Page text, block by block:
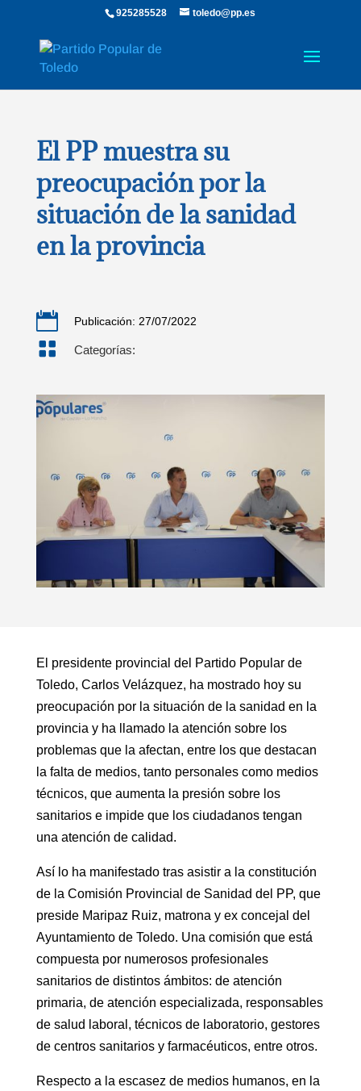
925285528 toledo@pp.es
El PP muestra su
preocupación por la
situación de la sanidad
en la provincia
 Publicación: 27/07/2022
 Categorías:
El presidente provincial del Partido Popular de
Toledo, Carlos Velázquez, ha mostrado hoy su
preocupación por la situación de la sanidad en la
provincia y ha llamado la atención sobre los
problemas que la afectan, entre los que destacan
la falta de medios, tanto personales como medios
técnicos, que aumenta la presión sobre los
sanitarios e impide que los ciudadanos tengan
una atención de calidad.
Así lo ha manifestado tras asistir a la constitución
de la Comisión Provincial de Sanidad del PP, que
preside Maripaz Ruiz, matrona y ex concejal del
Ayuntamiento de Toledo. Una comisión que está
compuesta por numerosos profesionales
sanitarios de distintos ámbitos: de atención
primaria, de atención especializada, responsables
de salud laboral, técnicos de laboratorio, gestores
de centros sanitarios y farmacéuticos, entre otros.
Respecto a la escasez de medios humanos, en la